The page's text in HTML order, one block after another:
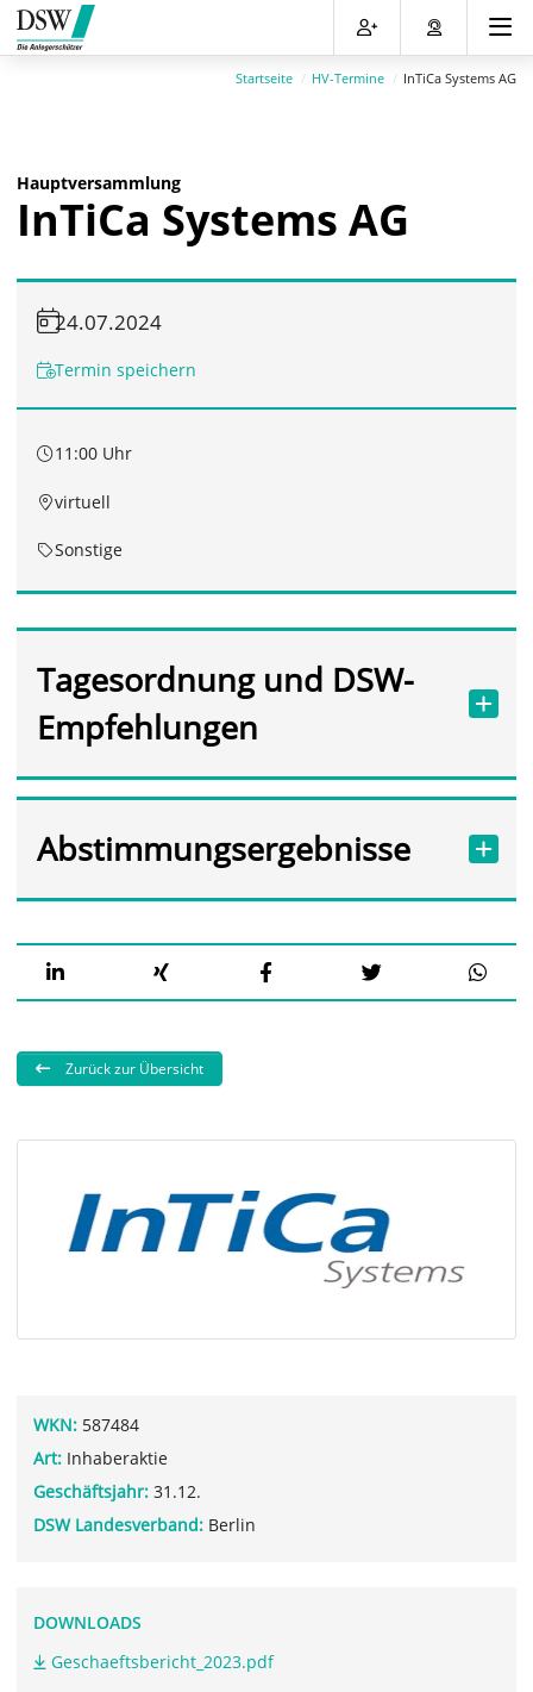
Direkt
zum
Inhalt
Direkt
zum
Hauptmenu
Direkt
zur
Suche
Direkt
zum
Footer
Startseite HV-Termine InTiCa Systems AG
Hauptversammlung
InTiCa Systems AG
24.07.2024
Termin speichern
11:00 Uhr
virtuell
Sonstige
Tagesordnung und DSW-
Empfehlungen
Abstimmungsergebnisse
Zurück zur Übersicht
WKN: 587484
Art: Inhaberaktie
Geschäftsjahr: 31.12.
DSW Landesverband: Berlin
DOWNLOADS
Geschaeftsbericht_2023.pdf